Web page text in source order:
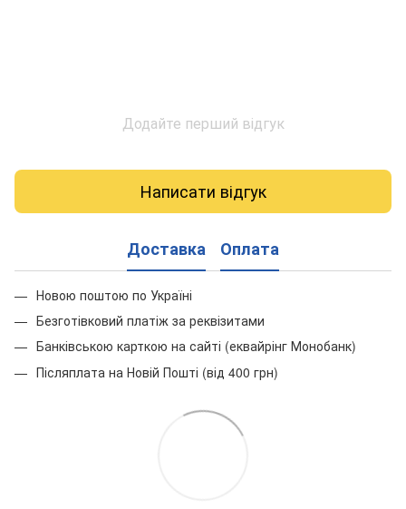
Додайте перший відгук
Написати відгук
Доставка Оплата
Новою поштою по Україні
Безготівковий платіж за реквізитами
Банківською карткою на сайті (еквайрінг Монобанк)
Післяплата на Новій Пошті (від 400 грн)